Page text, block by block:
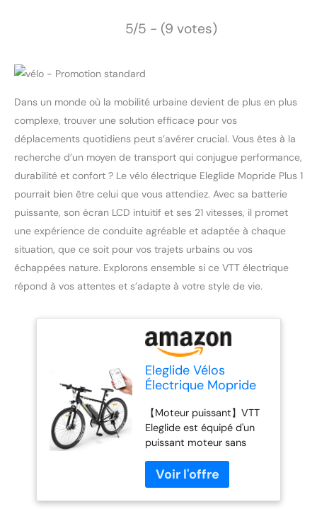
5/5 - (9 votes)
Dans un monde où la mobilité urbaine devient de plus en plus
complexe, trouver une solution efficace pour vos
déplacements quotidiens peut s’avérer crucial. Vous êtes à la
recherche d’un moyen de transport qui conjugue performance,
durabilité et confort ? Le vélo électrique Eleglide Mopride Plus 1
pourrait bien être celui que vous attendiez. Avec sa batterie
puissante, son écran LCD intuitif et ses 21 vitesses, il promet
une expérience de conduite agréable et adaptée à chaque
situation, que ce soit pour vos trajets urbains ou vos
échappées nature. Explorons ensemble si ce VTT électrique
répond à vos attentes et s’adapte à votre style de vie.
Eleglide Vélos
Électrique Mopride
Montagne électrique
29" VTT Électrique
Batterie 12,5 Ah,
écran LCD, 21
Vitesses, E-Bike
Urbain pour Adulte
【Moteur puissant】VTT
Eleglide est équipé d'un
puissant moteur sans
délivre un couple de 45
Nm et permet au vélo
d'atteindre une vitesse de